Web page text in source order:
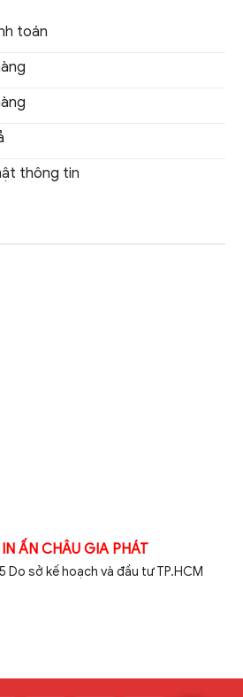
toán
thông tin
ẤN CHÂU GIA PHÁT
Do sở kế hoạch và đầu tư TP.HCM